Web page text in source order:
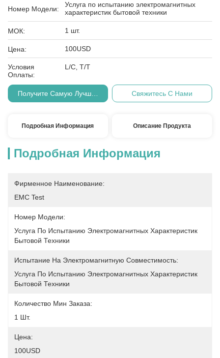
Номер Модели:
Услуга по испытанию электромагнитных
характеристик бытовой техники
МОК: 1 шт.
Цена: 100USD
Условия
Оплаты:
L/C, T/T
Получите Самую Лучшую Цену Свяжитесь С Нами
Подробная Информация Описание Продукта
Подробная Информация
Фирменное Наименование:
EMC Test
Номер Модели:
Услуга По Испытанию Электромагнитных Характеристик
Бытовой Техники
Испытание На Электромагнитную Совместимость:
Услуга По Испытанию Электромагнитных Характеристик
Бытовой Техники
Количество Мин Заказа:
1 Шт.
Цена:
100USD